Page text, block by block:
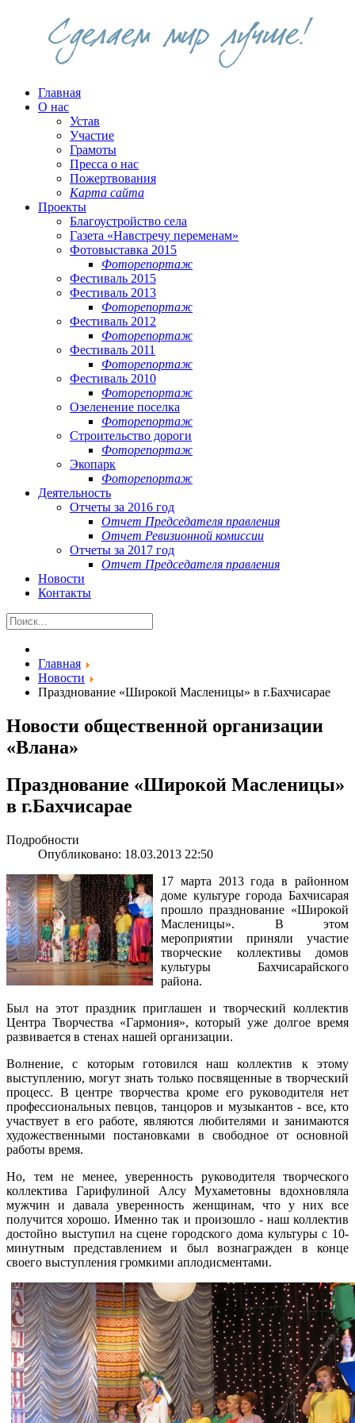
Главная
О нас
Устав
Участие
Грамоты
Пресса о нас
Пожертвования
Карта сайта
Проекты
Благоустройство села
Газета «Навстречу переменам»
Фотовыставка 2015
Фоторепортаж
Фестиваль 2015
Фестиваль 2013
Фоторепортаж
Фестиваль 2012
Фоторепортаж
Фестиваль 2011
Фоторепортаж
Фестиваль 2010
Фоторепортаж
Озеленение поселка
Фоторепортаж
Строительство дороги
Фоторепортаж
Экопарк
Фоторепортаж
Деятельность
Отчеты за 2016 год
Отчет Председателя правления
Отчет Ревизионной комиссии
Отчеты за 2017 год
Отчет Председателя правления
Новости
Контакты
Главная
Новости
Празднование «Широкой Масленицы» в г.Бахчисарае
Новости общественной организации
«Влана»
Празднование «Широкой Масленицы»
в г.Бахчисарае
Подробности
Опубликовано: 18.03.2013 22:50
17 марта 2013 года в районном
доме культуре города Бахчисарая
прошло празднование «Широкой
Масленицы». В этом
мероприятии приняли участие
творческие коллективы домов
культуры Бахчисарайского
района.
Был на этот праздник приглашен и творческий коллектив
Центра Творчества «Гармония», который уже долгое время
развивается в стенах нашей организации.
Волнение, с которым готовился наш коллектив к этому
выступлению, могут знать только посвященные в творческий
процесс. В центре творчества кроме его руководителя нет
профессиональных певцов, танцоров и музыкантов - все, кто
участвует в его работе, являются любителями и занимаются
художественными постановками в свободное от основной
работы время.
Но, тем не менее, уверенность руководителя творческого
коллектива Гарифулиной Алсу Мухаметовны вдохновляла
мужчин и давала уверенность женщинам, что у них все
получится хорошо. Именно так и произошло - наш коллектив
достойно выступил на сцене городского дома культуры с 10-
минутным представлением и был вознагражден в конце
своего выступления громкими аплодисментами.